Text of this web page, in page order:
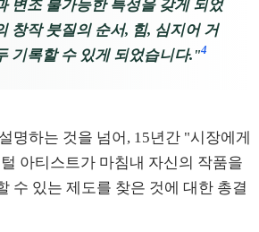
변조 불가능한 특성을 갖게 되었
창작 붓질의 순서, 힘, 심지어 거
기록할 수 있게 되었습니다."4
명하는 것을 넘어, 15년간 "시장에게
아티스트가 마침내 자신의 작품을
수 있는 제도를 찾은 것에 대한 총결